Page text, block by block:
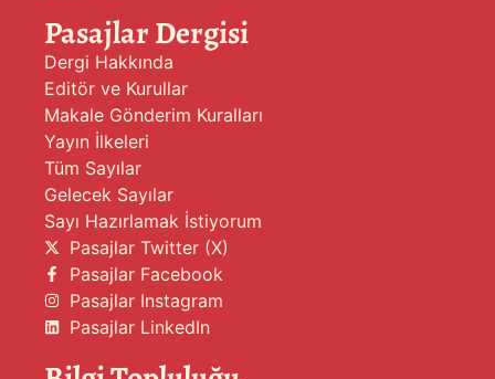
Pasajlar Dergisi
Dergi Hakkında
Editör ve Kurullar
Makale Gönderim Kuralları
Yayın İlkeleri
Tüm Sayılar
Gelecek Sayılar
Sayı Hazırlamak İstiyorum
Pasajlar Twitter (X)
Pasajlar Facebook
Pasajlar Instagram
Pasajlar LinkedIn